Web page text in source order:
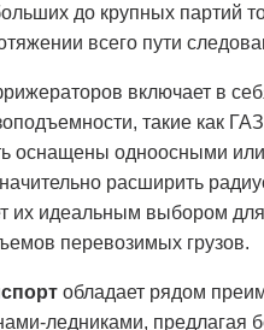
до крупных партий
всего пути
включает в
такие как
оснащены одноосными
расширить
их идеальным выбором
перевозимых грузов.
обладает рядом
ледниками, предлагая